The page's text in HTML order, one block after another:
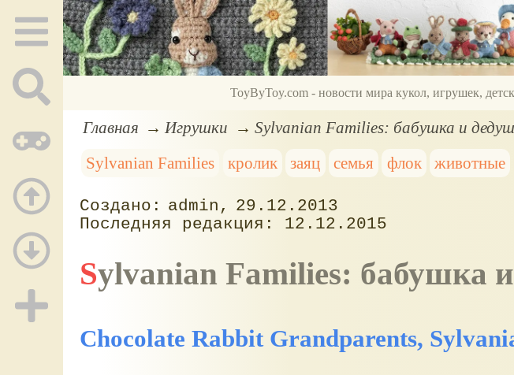
ToyByToy.com - новости мира кукол, игрушек,
Главная Игрушки
Sylvanian Families: бабушка и
Sylvanian Families
кролик заяц семья флок животные
admin
29.12.2013
12.12.2015
Sylvanian Families: бабушка
Chocolate Rabbit Grandparents,